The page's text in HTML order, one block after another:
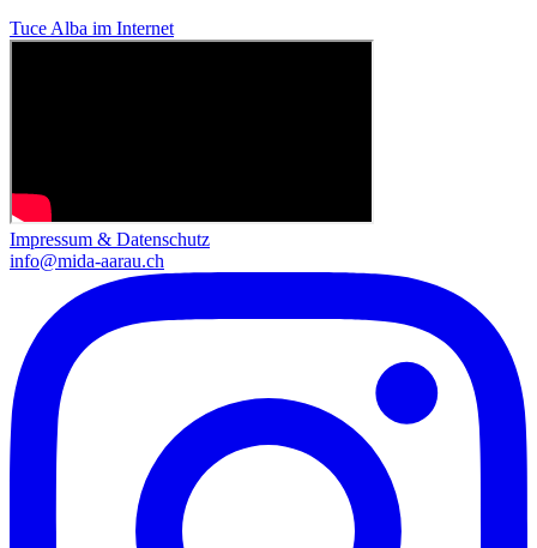
Tuce Alba im Internet
Impressum & Datenschutz
info@mida-aarau.ch